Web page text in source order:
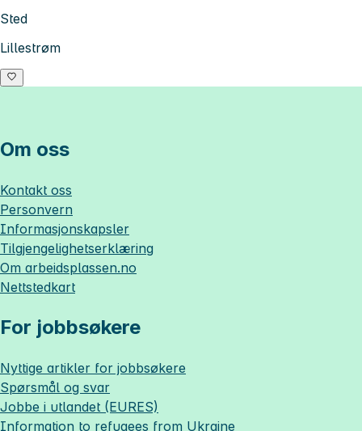
Sted
Lillestrøm
Om oss
Kontakt oss
Personvern
Informasjonskapsler
Tilgjengelighetserklæring
Om arbeidsplassen.no
Nettstedkart
For jobbsøkere
Nyttige artikler for jobbsøkere
Spørsmål og svar
Jobbe i utlandet (EURES)
Information to refugees from Ukraine